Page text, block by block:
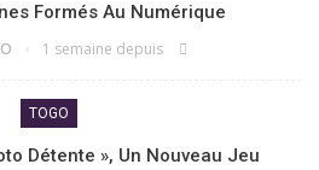
Formés Au Numérique
1 semaine depuis
TOGO
Détente », Un Nouveau Jeu